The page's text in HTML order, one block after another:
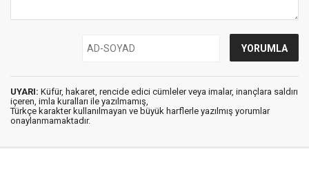
UYARI: Küfür, hakaret, rencide edici cümleler veya imalar, inançlara saldırı
içeren, imla kuralları ile yazılmamış,
Türkçe karakter kullanılmayan ve büyük harflerle yazılmış yorumlar
onaylanmamaktadır.